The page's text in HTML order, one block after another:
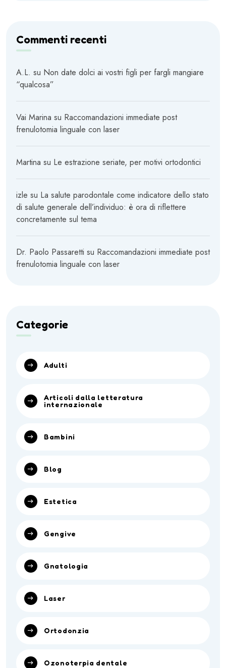
Commenti recenti
A.L. su Non date dolci ai vostri figli per fargli mangiare
“qualcosa”
Vai Marina su Raccomandazioni immediate post
frenulotomia linguale con laser
Martina su Le estrazione seriate, per motivi ortodontici
izle su La salute parodontale come indicatore dello stato
di salute generale dell’individuo: è ora di riflettere
concretamente sul tema
Dr. Paolo Passaretti su Raccomandazioni immediate post
frenulotomia linguale con laser
Categorie
Adulti
Articoli dalla letteratura
internazionale
Bambini
Blog
Estetica
Gengive
Gnatologia
Laser
Ortodonzia
Ozonoterpia dentale